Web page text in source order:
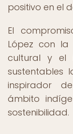
positivo en el
El
López con
cultural y el
sustentables
inspirador
ámbito
sostenibilidad.